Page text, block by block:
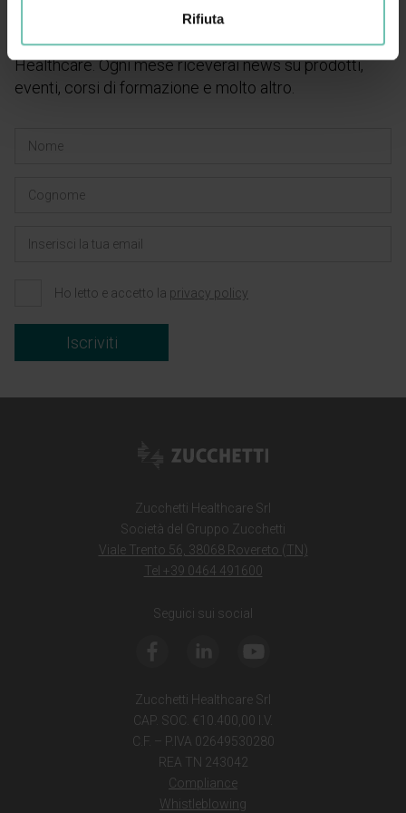
Rifiuta
Rimani aggiornato sulle ultime novità di Zucchetti
Healthcare. Ogni mese riceverai news su prodotti,
eventi, corsi di formazione e molto altro.
Ho letto e accetto la privacy policy
Iscriviti
Zucchetti Healthcare Srl
Società del Gruppo Zucchetti
Viale Trento 56, 38068 Rovereto (TN)
Tel +39 0464 491600
Seguici sui social
Zucchetti Healthcare Srl
CAP. SOC. €10.400,00 I.V.
C.F. – P.IVA 02649530280
REA TN 243042
Compliance
Whistleblowing